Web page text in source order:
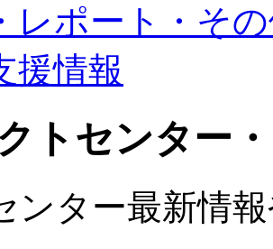
レポート・そ
援情報
トセンター
ンター最新情